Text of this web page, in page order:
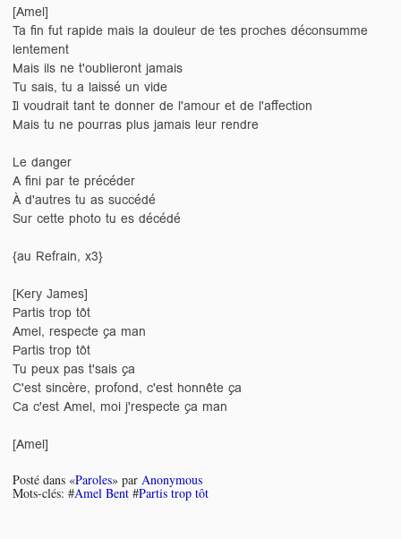
[Amel]
Ta fin fut rapide mais la douleur de tes proches déconsumme
lentement
Mais ils ne t'oublieront jamais
Tu sais, tu a laissé un vide
Il voudrait tant te donner de l'amour et de l'affection
Mais tu ne pourras plus jamais leur rendre
Le danger
A fini par te précéder
À d'autres tu as succédé
Sur cette photo tu es décédé
{au Refrain, x3}
[Kery James]
Partis trop tôt
Amel, respecte ça man
Partis trop tôt
Tu peux pas t'sais ça
C'est sincère, profond, c'est honnête ça
Ca c'est Amel, moi j'respecte ça man
[Amel]
Posté dans «Paroles» par Anonymous
Mots-clés: #Amel Bent #Partis trop tôt